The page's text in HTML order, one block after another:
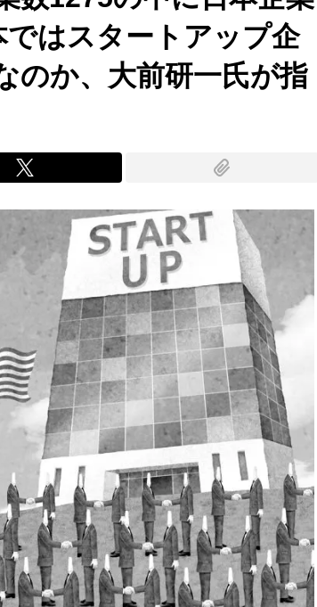
はスタートアップ企
のか、大前研一氏が指